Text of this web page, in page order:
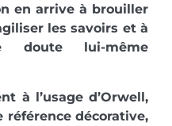
en arrive à brouiller
les savoirs et à
doute lui-même
à l’usage d’Orwell,
référence décorative,